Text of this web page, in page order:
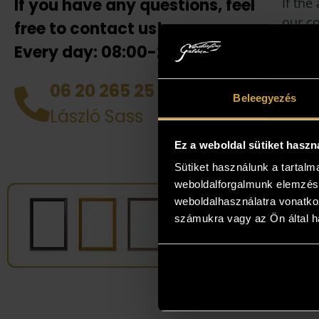
Beleegyezés
Ez a weboldal sütiket
Sütiket használunk a
weboldalforgalmunk
weboldalhasználatra
számukra vagy az Ön által
If you have any questions, feel
free to contact us!
Every day: 08:00-20:00!
06 20 265 25 49
László Sass
our
you!